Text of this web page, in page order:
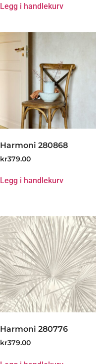
Legg i handlekurv
Harmoni 280868
kr379.00
Legg i handlekurv
Harmoni 280776
kr379.00